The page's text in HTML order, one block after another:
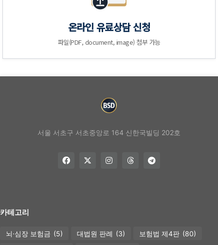
온라인 유료상담 신청
파일(PDF, document, image) 첨부 가능
서울 서초구 서초중앙로 164 신한국빌딩 202호
카테고리
뇌·심장 보험금 (5) 대법원 판례 (3) 보험법 제4판 (80)